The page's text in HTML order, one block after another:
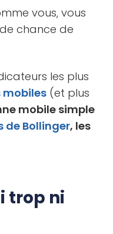
vous, vous
chance de
les plus
mobiles (et plus
mobile simple
de Bollinger, les
trop ni